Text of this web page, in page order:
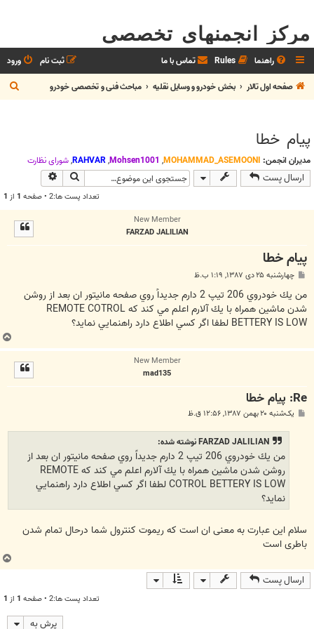
مرکز انجمنهای تخصصی
راهنما Rules تماس با ما ورود
ثبت نام
صفحه اول تالار
بخش خودرو و وسايل نقليه مباحث فنی و تخصصی خودرو
س
پيام خطا
مدیران انجمن: MOHAMMAD_ASEMOONI
,
Mohsen1001
,
RAHVAR
,شوراي نظارت
ارسال پست جستجو
تعداد پست ها:2 • صفحه 1 از 1
New Member
FARZAD JALILIAN
پيام خطا
س
ت
چهارشنبه ۲۵ دی ۱۳۸۷, ۱:۱۹ ب.ظ
من يك خودروي 206 تيپ 2 دارم جديداً روي صفحه مانيتور ان بعد از روشن
شدن ماشين همراه با يك آلارم اعلم مي كند كه REMOTE COTROL
BETTERY IS LOW لطفا اگر كسي اطلاع دارد راهنمايي نمايد؟
New Member
mad135
Re: پيام خطا
یک‌شنبه ۲۰ بهمن ۱۳۸۷, ۱۲:۵۶ ق.ظ
FARZAD JALILIAN نوشته شده:
من يك خودروي 206 تيپ 2 دارم جديداً روي صفحه مانيتور ان بعد از
روشن شدن ماشين همراه با يك آلارم اعلم مي كند كه REMOTE
COTROL BETTERY IS LOW لطفا اگر كسي اطلاع دارد راهنمايي
نمايد؟
سلام این عبارت به معنی ان است که ریموت کنترول شما درحال تمام شدن
باطری است
ارسال پست
تعداد پست ها:2 • صفحه 1 از 1
پرش به